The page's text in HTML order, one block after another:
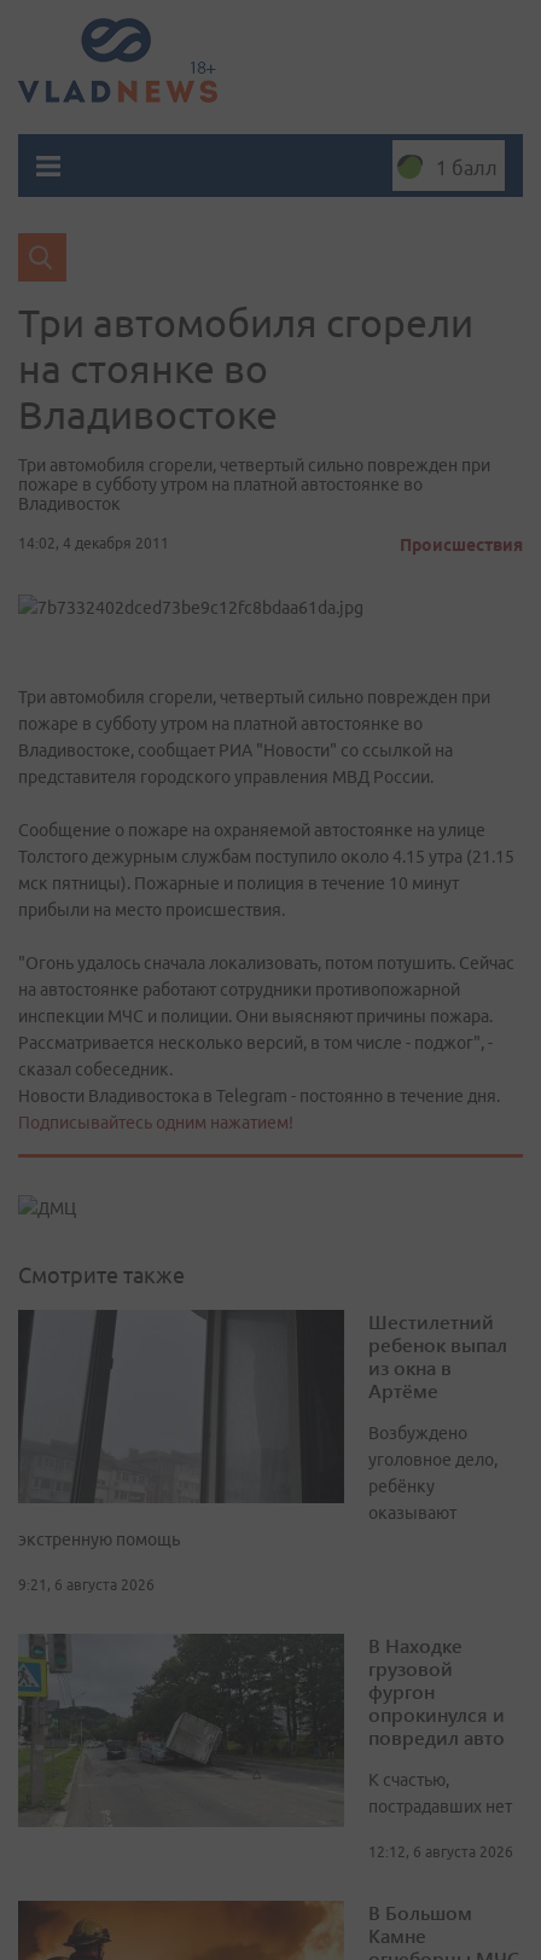
1 балл
Три автомобиля сгорели
на стоянке во
Владивостоке
Три автомобиля сгорели, четвертый сильно поврежден при
пожаре в субботу утром на платной автостоянке во
Владивосток
14:02, 4 декабря 2011 Происшествия
Три автомобиля сгорели, четвертый сильно поврежден при
пожаре в субботу утром на платной автостоянке во
Владивостоке, сообщает РИА "Новости" со ссылкой на
представителя городского управления МВД России.
Сообщение о пожаре на охраняемой автостоянке на улице
Толстого дежурным службам поступило около 4.15 утра (21.15
мск пятницы). Пожарные и полиция в течение 10 минут
прибыли на место происшествия.
"Огонь удалось сначала локализовать, потом потушить. Сейчас
на автостоянке работают сотрудники противопожарной
инспекции МЧС и полиции. Они выясняют причины пожара.
Рассматривается несколько версий, в том числе - поджог", -
сказал собеседник.
Новости Владивостока в Telegram - постоянно в течение дня.
Подписывайтесь одним нажатием!
Смотрите также
Шестилетний
ребенок выпал
из окна в
Артёме
Возбуждено
уголовное дело,
ребёнку
оказывают
экстренную помощь
9:21, 6 августа 2026
В Находке
грузовой
фургон
опрокинулся и
повредил авто
К счастью,
пострадавших нет
12:12, 6 августа 2026
В Большом
Камне